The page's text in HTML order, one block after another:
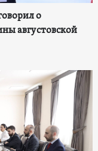
о
августовской